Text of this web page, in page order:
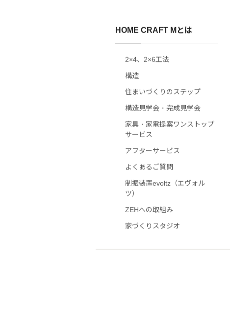
HOME CRAFT Mとは
2×4、2×6工法
構造
住まいづくりのステップ
構造見学会・完成見学会
家具・家電提案ワンストップ
サービス
アフターサービス
よくあるご質問
制振装置evoltz（エヴォル
ツ）
ZEHへの取組み
家づくりスタジオ